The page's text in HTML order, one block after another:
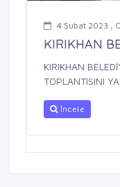
4 Şubat 2023 ,
KIRIKHAN
KIRIKHAN
TOPLANTISINI
İncele